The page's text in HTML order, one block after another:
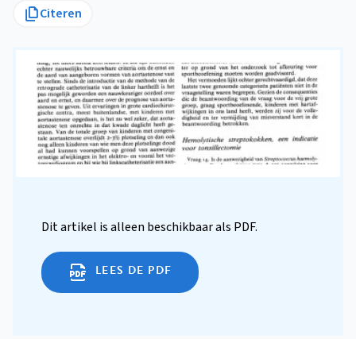
Citeren
Dit artikel is alleen beschikbaar als PDF.
LEES DE PDF